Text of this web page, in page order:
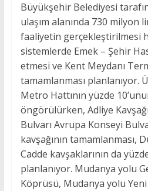
Büyükşehir Belediyesi
ulaşım alanında 730 milyon
faaliyetin gerçekleştirilmesi
sistemlerde Emek – Şehir
etmesi ve Kent Meydanı
tamamlanması planlanıyor.
Metro Hattının yüzde
öngörülürken, Adliye
Bulvarı Avrupa Konseyi
kavşağının tamamlanması,
Cadde kavşaklarının da
planlanıyor. Mudanya yolu
Köprüsü, Mudanya yolu